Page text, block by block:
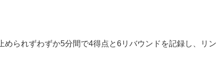
られずわずか5分間で4得点と6リバウンドを記録し、リン